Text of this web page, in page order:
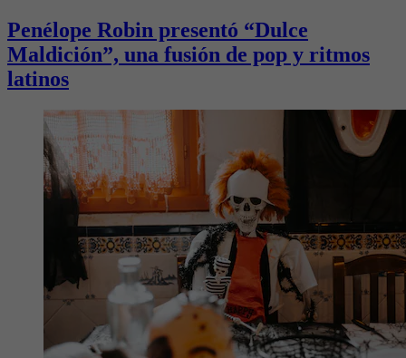
Penélope Robin presentó “Dulce
Maldición”, una fusión de pop y ritmos
latinos